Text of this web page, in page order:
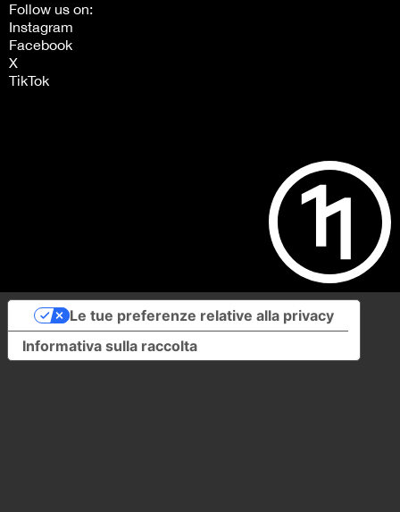
Follow us on:
Instagram
Facebook
X
TikTok
Informativa sulla raccolta
Le tue preferenze relative alla privacy